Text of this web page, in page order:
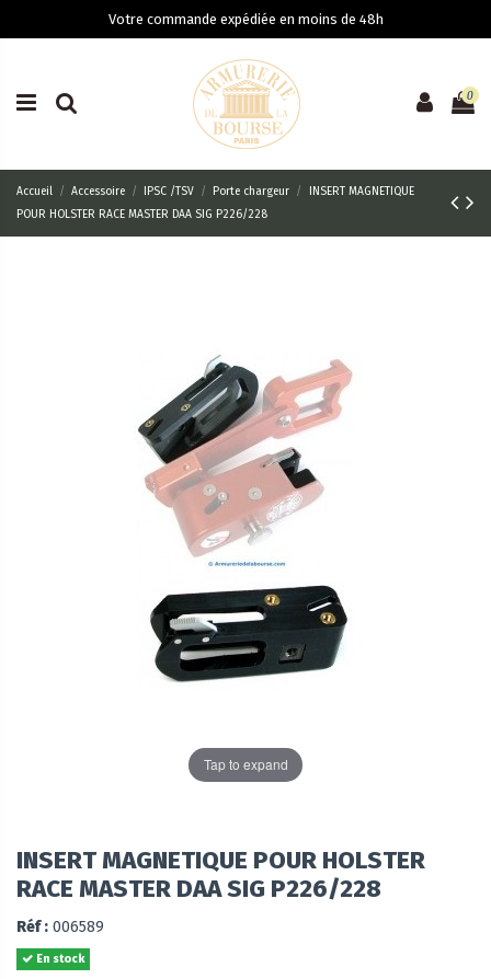
Votre commande expédiée en moins de 48h
0
Accueil Accessoire IPSC /TSV Porte chargeur
INSERT MAGNETIQUE
POUR HOLSTER RACE MASTER DAA SIG P226/228
Tap to expand
INSERT MAGNETIQUE POUR HOLSTER
RACE MASTER DAA SIG P226/228
Réf : 006589
En stock